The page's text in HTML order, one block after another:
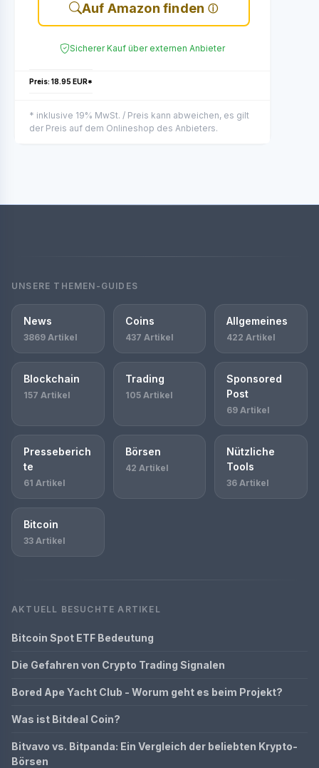
Auf Amazon finden
Sicherer Kauf über externen Anbieter
Preis: 18.95 EUR*
* inklusive 19% MwSt. / Preis kann abweichen, es gilt
der Preis auf dem Onlineshop des Anbieters.
UNSERE THEMEN-GUIDES
News
3869 Artikel
Coins
437 Artikel
Allgemeines
422 Artikel
Blockchain
157 Artikel
Trading
105 Artikel
Sponsored
Post
69 Artikel
Presseberich
te
61 Artikel
Börsen
42 Artikel
Nützliche
Tools
36 Artikel
Bitcoin
33 Artikel
AKTUELL BESUCHTE ARTIKEL
Bitcoin Spot ETF Bedeutung
Die Gefahren von Crypto Trading Signalen
Bored Ape Yacht Club - Worum geht es beim Projekt?
Was ist Bitdeal Coin?
Bitvavo vs. Bitpanda: Ein Vergleich der beliebten Krypto-
Börsen